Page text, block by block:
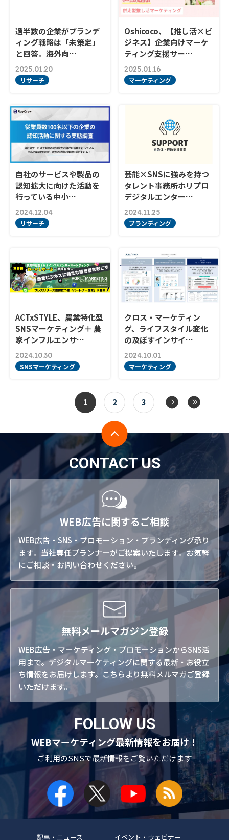
過半数の企業がブランデ
ィング戦略は「未策定」
と回答。海外向…
2025.01.20
リサーチ
Oshicoco、【推し活×ビ
ジネス】企業向けマーケ
ティング支援サー…
2025.01.16
マーケティング
自社のサービスや製品の
認知拡大に向けた活動を
行っている中小…
2024.12.04
リサーチ
芸能×SNSに強みを持つ
タレント事務所ホリプロ
デジタルエンター…
2024.11.25
ブランディング
ACTxSTYLE、農業特化型
SNSマーケティング＋ 農
家インフルエンサ…
2024.10.30
SNSマーケティング
クロス・マーケティン
グ、ライフスタイル変化
の及ぼすインサイ…
2024.10.01
マーケティング
1 2 3
CONTACT US
WEB広告に関するご相談
WEB広告・SNS・プロモーション・ブランディング承り
ます。当社専任プランナーがご提案いたします。お気軽
にご相談・お問い合わせください。
無料メールマガジン登録
WEB広告・マーケティング・プロモーションからSNS活
用まで。デジタルマーケティングに関する最新・お役立
ち情報をお届けします。こちらより無料メルマガご登録
いただけます。
FOLLOW US
WEBマーケティング最新情報をお届け！
ご利用のSNSで最新情報をご覧いただけます
記事・ニュース イベント・ウェビナー